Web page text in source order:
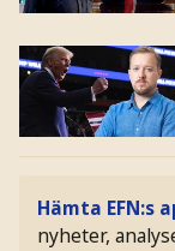
Hämta EFN:s
nyheter,